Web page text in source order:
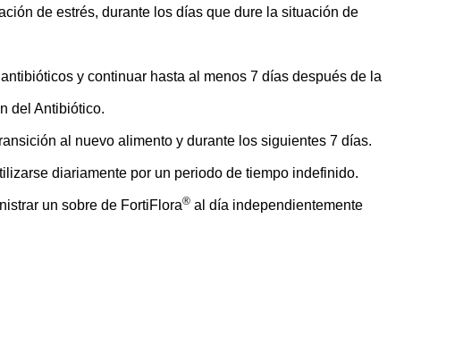
de estrés, durante los días que dure la situación de
y continuar hasta al menos 7 días después de la
del Antibiótico.
al nuevo alimento y durante los siguientes 7 días.
diariamente por un periodo de tiempo indefinido.
un sobre de FortiFlora® al día independientemente